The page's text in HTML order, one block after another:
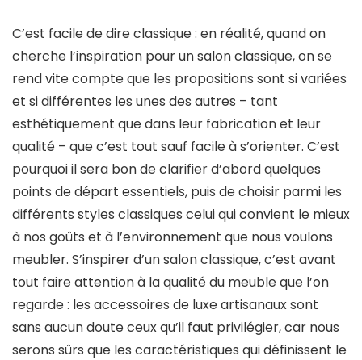
C’est facile de dire classique : en réalité, quand on
cherche l’inspiration pour un salon classique, on se
rend vite compte que les propositions sont si variées
et si différentes les unes des autres – tant
esthétiquement que dans leur fabrication et leur
qualité – que c’est tout sauf facile à s’orienter. C’est
pourquoi il sera bon de clarifier d’abord quelques
points de départ essentiels, puis de choisir parmi les
différents styles classiques celui qui convient le mieux
à nos goûts et à l’environnement que nous voulons
meubler. S’inspirer d’un salon classique, c’est avant
tout faire attention à la qualité du meuble que l’on
regarde : les accessoires de luxe artisanaux sont
sans aucun doute ceux qu’il faut privilégier, car nous
serons sûrs que les caractéristiques qui définissent le